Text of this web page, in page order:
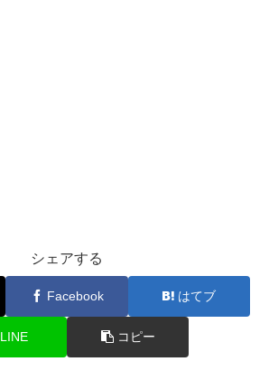
シェアする
Facebook はてブ
LINE コピー